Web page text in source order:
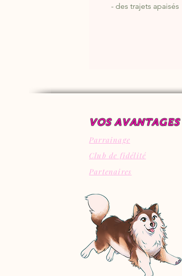
- des trajets apaisés
VOS AVANTAGES
Club de fidélité
Parrainage
Partenaires